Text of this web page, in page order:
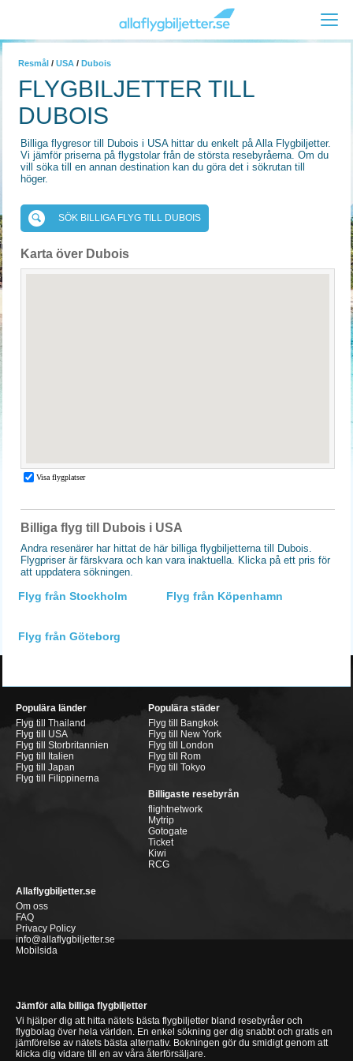
Resmål / USA / Dubois
FLYGBILJETTER TILL
DUBOIS
Billiga flygresor till Dubois i USA hittar du enkelt på Alla Flygbiljetter.
Vi jämför priserna på flygstolar från de största resebyråerna. Om du
vill söka till en annan destination kan du göra det i sökrutan till
höger.
SÖK BILLIGA FLYG TILL DUBOIS
Karta över Dubois
Billiga flyg till Dubois i USA
Andra resenärer har hittat de här billiga flygbiljetterna till Dubois.
Flygpriser är färskvara och kan vara inaktuella. Klicka på ett pris för
att uppdatera sökningen.
Flyg från Stockholm Flyg från Köpenhamn
Flyg från Göteborg
Populära länder
Flyg till Thailand
Flyg till USA
Flyg till Storbritannien
Flyg till Italien
Flyg till Japan
Flyg till Filippinerna
Populära städer
Flyg till Bangkok
Flyg till New York
Flyg till London
Flyg till Rom
Flyg till Tokyo
Billigaste resebyrån
flightnetwork
Mytrip
Gotogate
Ticket
Kiwi
RCG
Allaflygbiljetter.se
Om oss
FAQ
Privacy Policy
info@allaflygbiljetter.se
Mobilsida
Jämför alla billiga flygbiljetter
Vi hjälper dig att hitta nätets bästa flygbiljetter bland resebyråer och
flygbolag över hela världen. En enkel sökning ger dig snabbt och gratis en
jämförelse av nätets bästa alternativ. Bokningen gör du smidigt genom att
klicka dig vidare till en av våra återförsäljare.